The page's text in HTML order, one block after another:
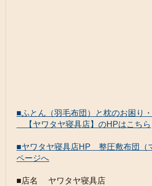
■ふとん（羽毛布団）と枕のお困り
【ヤワタヤ寝具店】のHPはこちら
■ヤワタヤ寝具店HP 整圧敷布団（
ページへ
■店名 ヤワタヤ寝具店